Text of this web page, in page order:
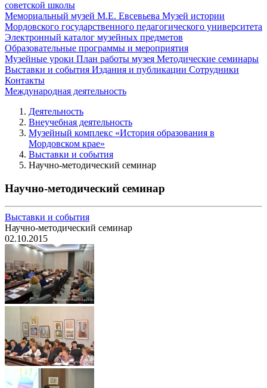
советской школы
Мемориальный музей М.Е. Евсевьева Музей истории
Мордовского государственного педагогического университета
Электронный каталог музейных предметов
Образовательные программы и мероприятия
Музейные уроки План работы музея Методические семинары
Выставки и события Издания и публикации Сотрудники
Контакты
Международная деятельность
Деятельность
Внеучебная деятельность
Музейный комплекс «История образования в
Мордовском крае»
Выставки и события
Научно-методический семинар
Научно-методический семинар
Выставки и события
Научно-методический семинар
02.10.2015